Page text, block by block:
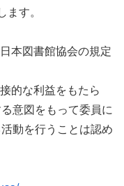
ます。
本図書館協会の規定
的な利益をもたら
意図をもって委員に
動を行うことは認め